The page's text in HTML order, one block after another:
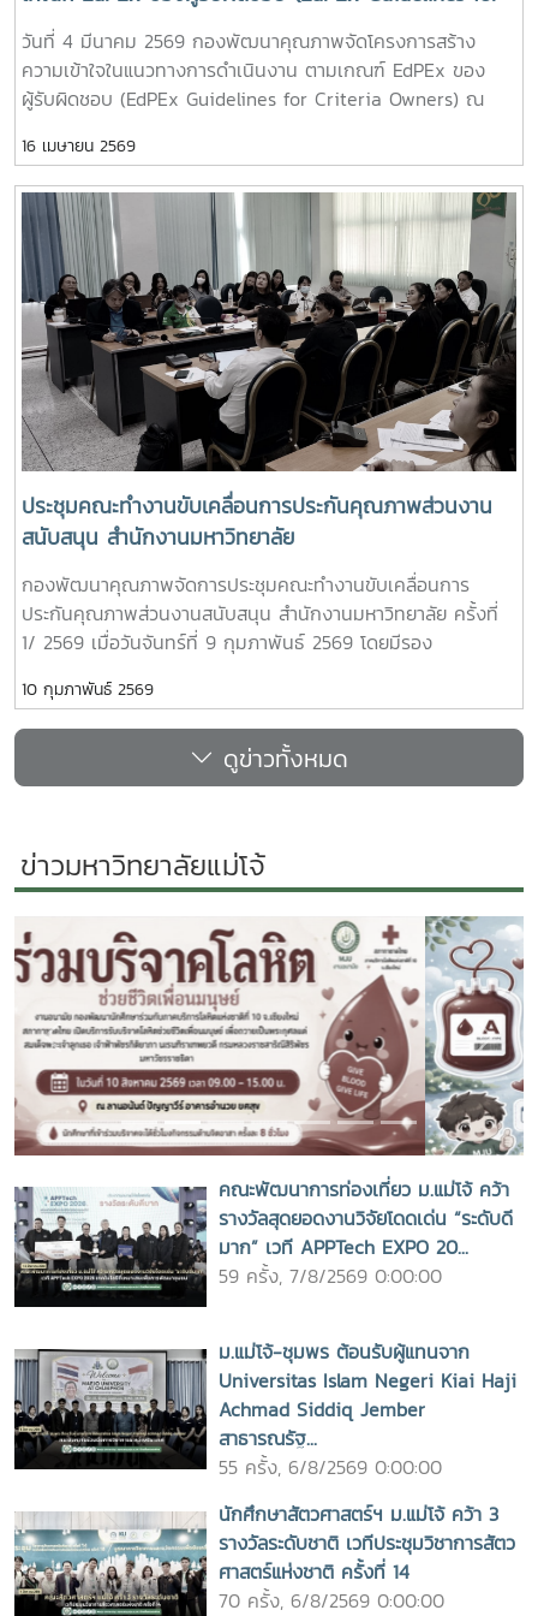
มหาวิทยาลัยแม่โจ้-ชุมพร ด้วย # AUN-QA # Refresh
Assessors : MJU Assessors # กองพัฒนาคุณภาพ
Criteria Owners)
วันที่ 4 มีนาคม 2569 กองพัฒนาคุณภาพจัดโครงการสร้าง
ความเข้าใจในแนวทางการดำเนินงาน ตามเกณฑ์ EdPEx ของ
ผู้รับผิดชอบ (EdPEx Guidelines for Criteria Owners) ณ
รัตนราชสุดา มหาวิทยาลัยแม่โจ้ ผู้เข้าร่วมโครงการประกอบด้วยผู้
บริหารและผู้ปฏิบัติงานประกันคุณภาพส่วนงานสนับสนุน (สำนัก
บริหารและพัฒนาวิชาการ สำนักวิจัยและส่งเสริมวิชาการ
การเกษตร สำนักหอสมุด สำนักงานสภามหาวิทยาลัย และ ระดับ
กอง/ฝ่าย สังกัดสำนักงานมหาวิทยาลัย) โดยมี ผู้ช่วยอธิการบดี
(ผู้ช่วยศาสตราจารย์ ดร.ปรีดา ศรีนฤวรรณ) เป็นวิทยากรบรรยาย
# EdPEx Owners # กองพัฒนาคุณภาพ
16 เมษายน 2569
ประชุมคณะทำงานขับเคลื่อนการประกันคุณภาพส่วนงาน
สนับสนุน สำนักงานมหาวิทยาลัย
กองพัฒนาคุณภาพจัดการประชุมคณะทำงานขับเคลื่อนการ
ประกันคุณภาพส่วนงานสนับสนุน สำนักงานมหาวิทยาลัย ครั้งที่
1/ 2569 เมื่อวันจันทร์ที่ 9 กุมภาพันธ์ 2569 โดยมีรอง
งานฯ ร่วมด้วยผู้อำนวยการกอง หัวหน้าฝ่าย และผู้ปฏิบัติงาน
ประกันคุณภาพของแต่ละกอง/ฝ่าย เข้าร่วมประชุมหารือ และ
วางแผนการดำเนินงานประกันคุณภาพฯ ของสำนักงาน
มหาวิทยาลัย โดยมีการวิเคราะห์ถึงบริการหลักในโครงร่างองค์กร
ฝ่ายดำเนินการเป็นไปในทิศทางเดียวกันทั่วทั้งองค์กร
10 กุมภาพันธ์ 2569
ดูข่าวทั้งหมด
ข่าวมหาวิทยาลัยแม่โจ้
Previous Next
คณะพัฒนาการท่องเที่ยว ม.แม่โจ้ คว้า
รางวัลสุดยอดงานวิจัยโดดเด่น “ระดับดี
มาก” เวที APPTech EXPO 20...
59 ครั้ง, 7/8/2569 0:00:00
ม.แม่โจ้-ชุมพร ต้อนรับผู้แทนจาก
Universitas Islam Negeri Kiai Haji
Achmad Siddiq Jember
สาธารณรัฐ...
55 ครั้ง, 6/8/2569 0:00:00
นักศึกษาสัตวศาสตร์ฯ ม.แม่โจ้ คว้า 3
รางวัลระดับชาติ เวทีประชุมวิชาการสัตว
ศาสตร์แห่งชาติ ครั้งที่ 14
70 ครั้ง, 6/8/2569 0:00:00